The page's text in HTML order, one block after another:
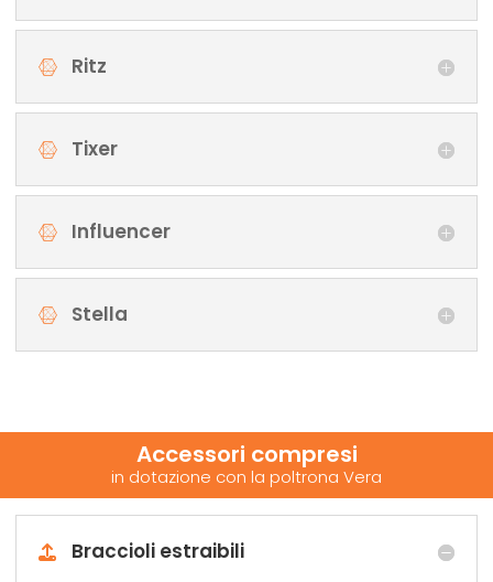
Ritz
Tixer
Influencer
Stella
Accessori compresi
in dotazione con la poltrona Vera
Braccioli estraibili